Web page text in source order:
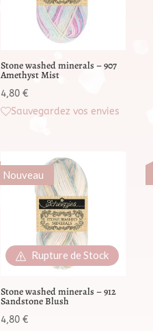
Stone washed minerals – 907
Amethyst Mist
4,80€
Sauvegardez vos envies
Nouveau
Rupture de Stock
Stone washed minerals – 912
Sandstone Blush
4,80€